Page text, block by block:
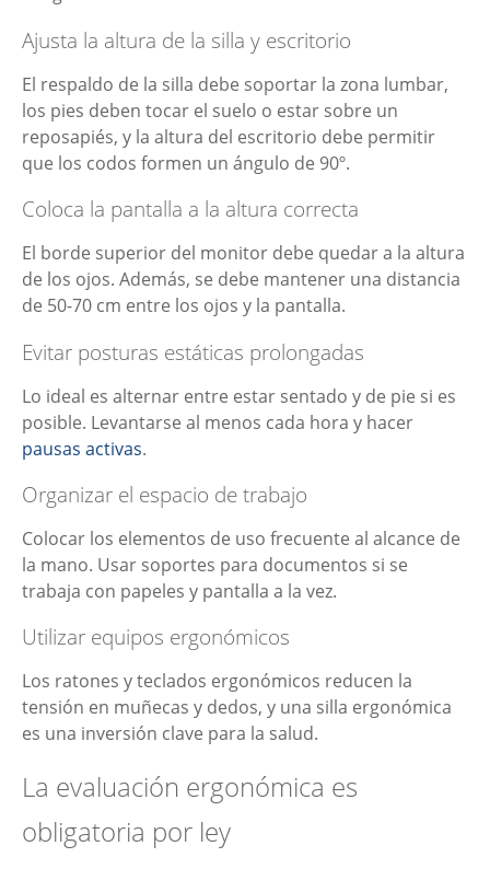
Ajusta la altura de la silla y escritorio
El respaldo de la silla debe soportar la zona lumbar,
los pies deben tocar el suelo o estar sobre un
reposapiés, y la altura del escritorio debe permitir
que los codos formen un ángulo de 90º.
Coloca la pantalla a la altura correcta
El borde superior del monitor debe quedar a la altura
de los ojos. Además, se debe mantener una distancia
de 50-70 cm entre los ojos y la pantalla.
Evitar posturas estáticas prolongadas
Lo ideal es alternar entre estar sentado y de pie si es
posible. Levantarse al menos cada hora y hacer
pausas activas.
Organizar el espacio de trabajo
Colocar los elementos de uso frecuente al alcance de
la mano. Usar soportes para documentos si se
trabaja con papeles y pantalla a la vez.
Utilizar equipos ergonómicos
Los ratones y teclados ergonómicos reducen la
tensión en muñecas y dedos, y una silla ergonómica
es una inversión clave para la salud.
La evaluación ergonómica es
obligatoria por ley